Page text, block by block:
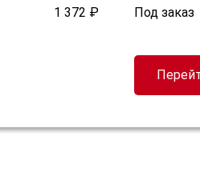
1 372 ₽ Под заказ